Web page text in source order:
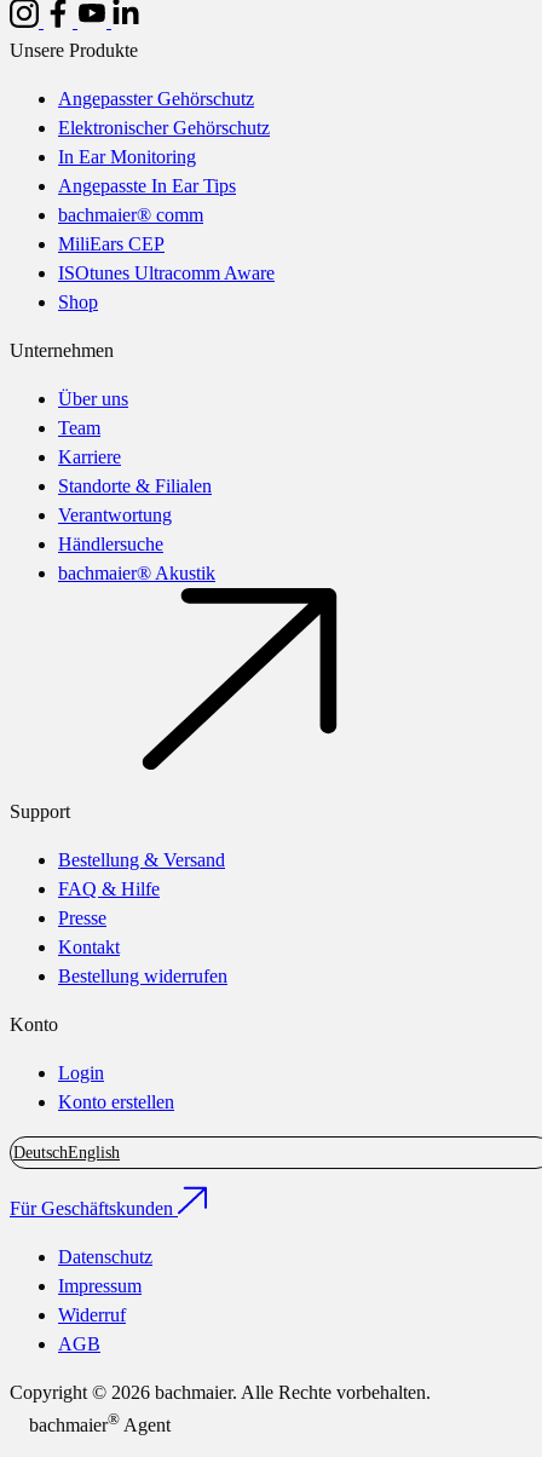
Unsere Produkte
Angepasster Gehörschutz
Elektronischer Gehörschutz
In Ear Monitoring
Angepasste In Ear Tips
bachmaier® comm
MiliEars CEP
ISOtunes Ultracomm Aware
Shop
Unternehmen
Über uns
Team
Karriere
Standorte & Filialen
Verantwortung
Händlersuche
bachmaier® Akustik
Support
Bestellung & Versand
FAQ & Hilfe
Presse
Kontakt
Bestellung widerrufen
Konto
Login
Konto erstellen
DeutschEnglish
Für Geschäftskunden
Datenschutz
Impressum
Widerruf
AGB
Copyright © 2026 bachmaier. Alle Rechte vorbehalten.
bachmaier® Agent